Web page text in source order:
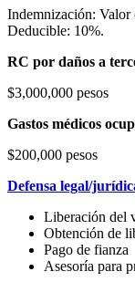
Indemnización: Valor
Deducible: 10%.
RC por daños a
$3,000,000 pesos
Gastos médicos
$200,000 pesos
Defensa legal/
Liberación del
Obtención de
Pago de fianza
Asesoría para